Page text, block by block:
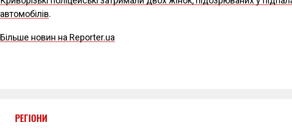
автомобілів.
Більше новин на Reporter.ua
РЕГІОНИ